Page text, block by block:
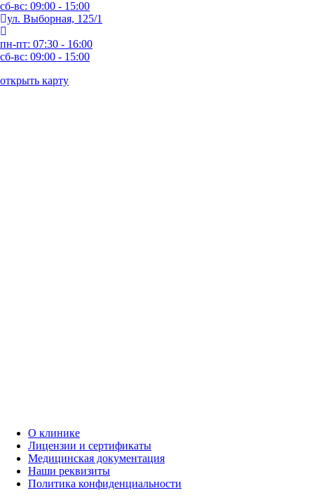
сб-вс: 09:00 - 15:00
ул. Выборная, 125/1
пн-пт: 07:30 - 16:00
сб-вс: 09:00 - 15:00
открыть карту
О клинике
Лицензии и сертификаты
Медицинская документация
Наши реквизиты
Политика конфиденциальности